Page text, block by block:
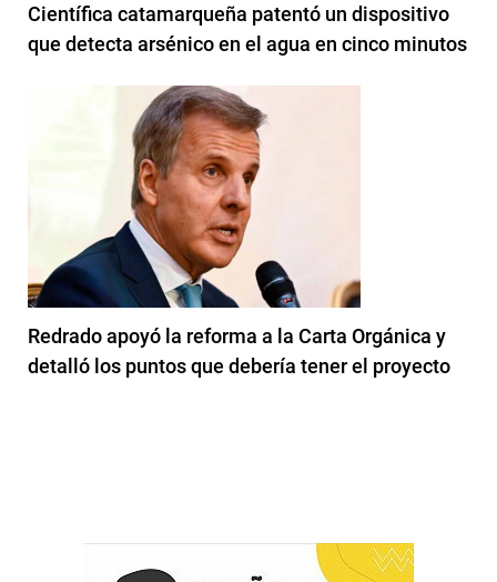
Científica catamarqueña patentó un dispositivo
que detecta arsénico en el agua en cinco minutos
Redrado apoyó la reforma a la Carta Orgánica y
detalló los puntos que debería tener el proyecto